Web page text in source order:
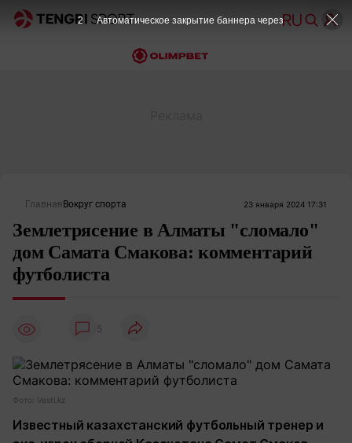
Главная Вокруг спорта 23 января 2024 17:31
Землетрясение в Алматы "сломало"
дом Самата Смакова: комментарий
футболиста
5
Фото: Vesti.kz
Известный казахстанский футбольный тренер и
2 Автоматическое закрытие баннера через